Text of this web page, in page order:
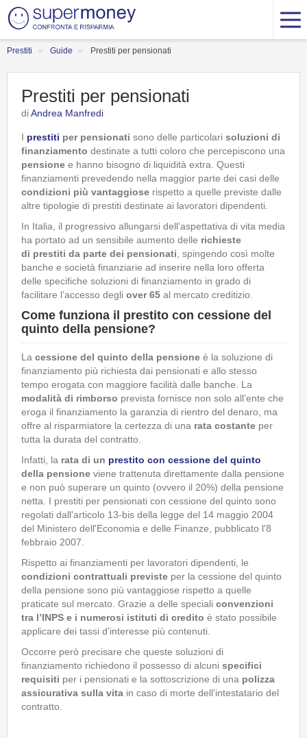
Prestiti Guide Prestiti per pensionati
Prestiti per pensionati
diAndrea Manfredi
I prestiti per pensionati sono delle particolari soluzioni di
finanziamento destinate a tutti coloro che percepiscono una
pensione e hanno bisogno di liquidità extra. Questi
finanziamenti prevedendo nella maggior parte dei casi delle
condizioni più vantaggiose rispetto a quelle previste dalle
altre tipologie di prestiti destinate ai lavoratori dipendenti.
In Italia, il progressivo allungarsi dell’aspettativa di vita media
ha portato ad un sensibile aumento delle richieste
di prestiti da parte dei pensionati , spingendo così molte
banche e società finanziarie ad inserire nella loro offerta
delle specifiche soluzioni di finanziamento in grado di
facilitare l’accesso degli over 65 al mercato creditizio.
Come funziona il prestito con cessione del
quinto della pensione?
La cessione del quinto della pensione è la soluzione di
finanziamento più richiesta dai pensionati e allo stesso
tempo erogata con maggiore facilità dalle banche. La
modalità di rimborso prevista fornisce non solo all’ente che
eroga il finanziamento la garanzia di rientro del denaro, ma
offre al risparmiatore la certezza di una rata costante per
tutta la durata del contratto.
Infatti, la rata di un prestito con cessione del quinto
della pensione viene trattenuta direttamente dalla pensione
e non può superare un quinto (ovvero il 20%) della pensione
netta. I prestiti per pensionati con cessione del quinto sono
regolati dall'articolo 13-bis della legge del 14 maggio 2004
del Ministero dell'Economia e delle Finanze, pubblicato l'8
febbraio 2007.
Rispetto ai finanziamenti per lavoratori dipendenti, le
condizioni contrattuali previste per la cessione del quinto
della pensione sono più vantaggiose rispetto a quelle
praticate sul mercato. Grazie a delle speciali convenzioni
tra l’INPS e i numerosi istituti di credito è stato possibile
applicare dei tassi d’interesse più contenuti.
Occorre però precisare che queste soluzioni di
finanziamento richiedono il possesso di alcuni specifici
requisiti per i pensionati e la sottoscrizione di una polizza
assicurativa sulla vita in caso di morte dell’intestatario del
contratto.